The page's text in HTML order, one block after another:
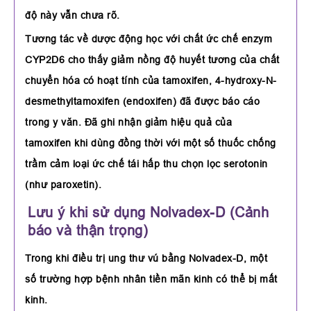
độ này vẫn chưa rõ.
Tương tác về dược động học với chất ức chế enzym
CYP2D6 cho thấy giảm nồng độ huyết tương của chất
chuyển hóa có hoạt tính của tamoxifen, 4-hydroxy-N-
desmethyltamoxifen (endoxifen) đã được báo cáo
trong y văn. Đã ghi nhận giảm hiệu quả của
tamoxifen khi dùng đồng thời với một số thuốc chống
trầm cảm loại ức chế tái hấp thu chọn lọc serotonin
(như paroxetin).
Lưu ý khi sử dụng Nolvadex-D (Cảnh
báo và thận trọng)
Trong khi điều trị ung thư vú bằng Nolvadex-D, một
số trường hợp bệnh nhân tiền mãn kinh có thể bị mất
kinh.